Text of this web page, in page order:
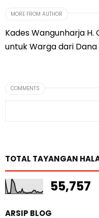
MORE FROM AUTHOR
Kades Wangunharja H.
untuk Warga dari Dana
COMMENTS
TOTAL TAYANGAN
55,757
ARSIP BLOG